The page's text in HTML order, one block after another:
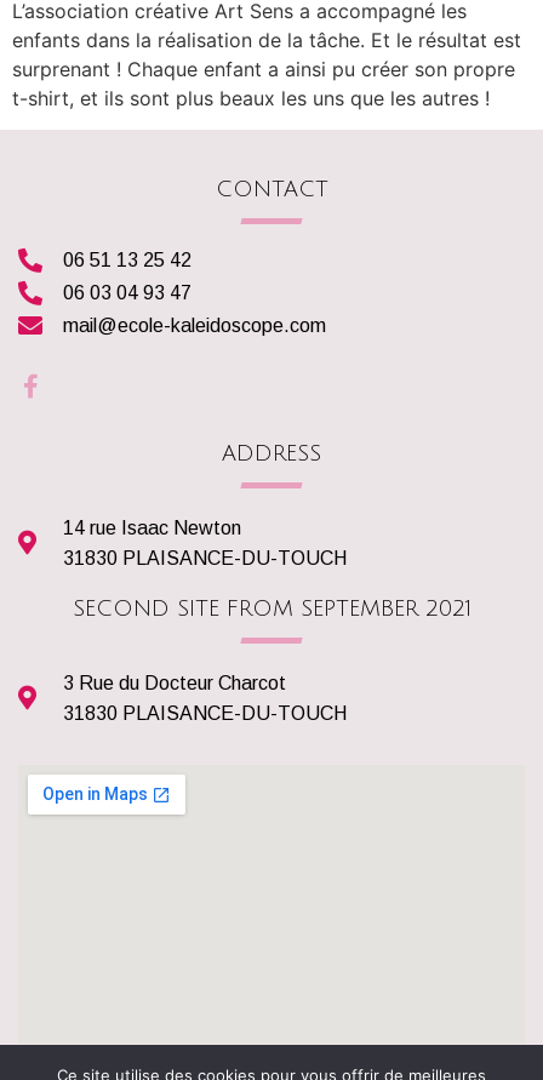
L’association créative Art Sens a accompagné les
enfants dans la réalisation de la tâche. Et le résultat est
surprenant ! Chaque enfant a ainsi pu créer son propre
t-shirt, et ils sont plus beaux les uns que les autres !
CONTACT
06 51 13 25 42
06 03 04 93 47
mail@ecole-kaleidoscope.com
ADDRESS
14 rue Isaac Newton
31830 PLAISANCE-DU-TOUCH
SECOND SITE FROM SEPTEMBER 2021
3 Rue du Docteur Charcot
31830 PLAISANCE-DU-TOUCH
Ce site utilise des cookies pour vous offrir de meilleures